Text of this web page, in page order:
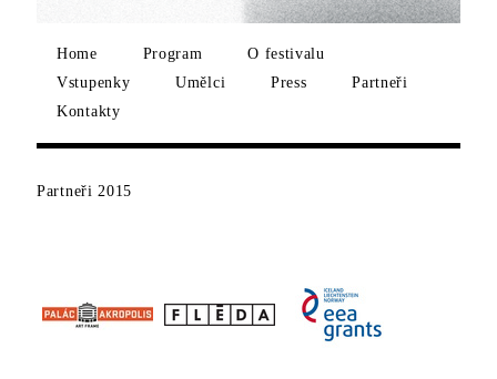
Home Program
O festivalu
Vstupenky
Umělci Press
Partneři
Kontakty
Partneři 2015